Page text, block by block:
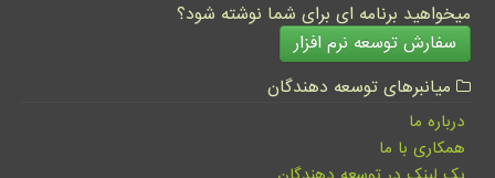
میخواهید برنامه ای برای شما نوشته شود؟
سفارش توسعه نرم افزار
میانبرهای توسعه دهندگان
درباره ما
همکاری با ما